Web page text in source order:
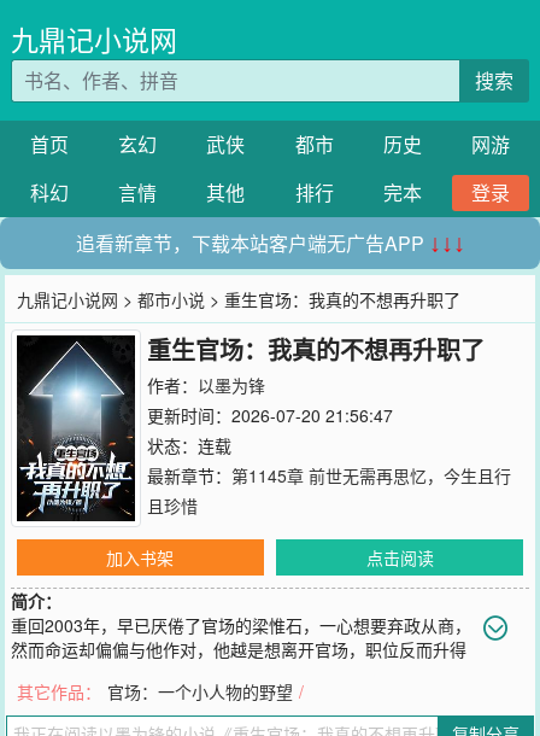
九鼎记小说网
搜索
首页 玄幻 武侠 都市 历史
网游
科幻
言情 其他 排行 完本
登录
追看新章节，下载本站客户端无广告APP ↓↓↓
九鼎记小说网 >都市小说 > 重生官场：我真的不想再升职了
重生官场：我真的不想再升职了
作者： 以墨为锋
更新时间：2026-07-20 21:56:47
状态：连载
最新章节： 第1145章 前世无需再思忆，今生且行
且珍惜
加入书架
点击阅读
简介：
重回2003年，早已厌倦了官场的梁惟石，一心想要弃政从商，
然而命运却偏偏与他作对，他越是想离开官场，职位反而升得
不觉已然攀至权力的巅峰。
您要是觉得《重生官场：我真的不想再升职了》还不错的话请不要忘
其它作品： 官场：一个小人物的野望 /